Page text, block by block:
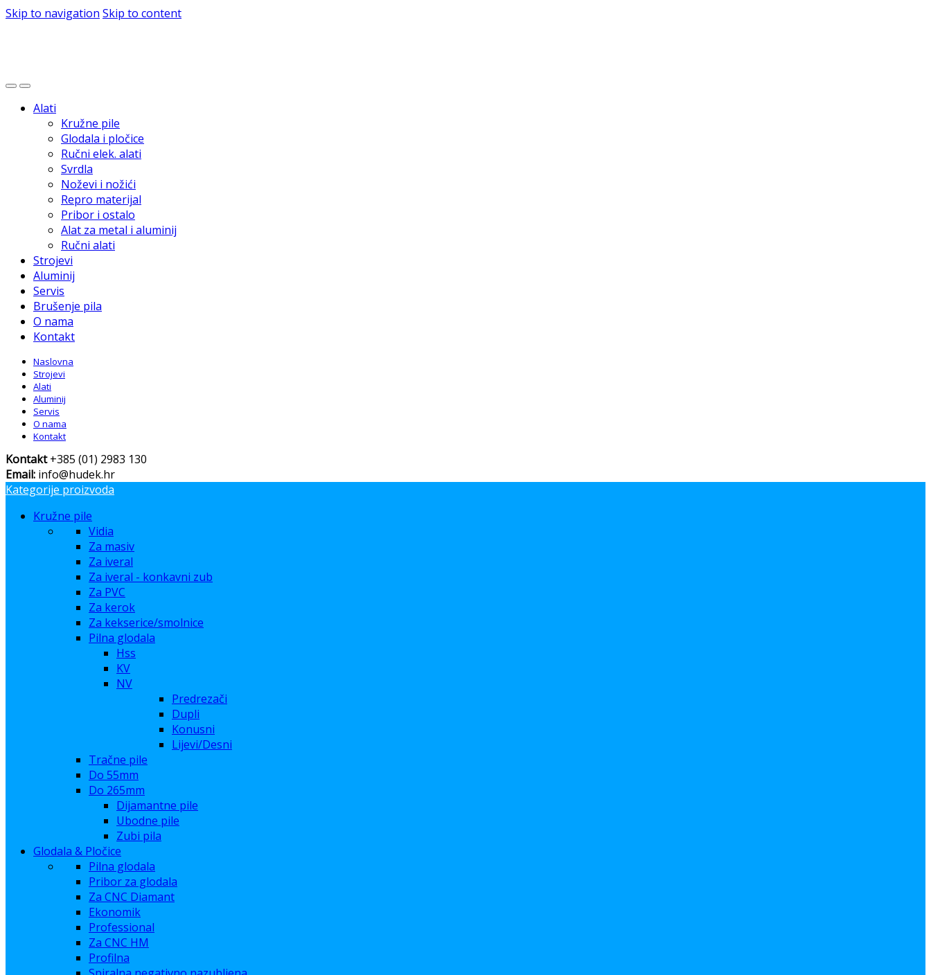
Skip to navigation Skip to content
Alati
Kružne pile
Glodala i pločice
Ručni elek. alati
Svrdla
Noževi i nožići
Repro materijal
Pribor i ostalo
Alat za metal i aluminij
Ručni alati
Strojevi
Aluminij
Servis
Brušenje pila
O nama
Kontakt
Naslovna
Strojevi
Alati
Aluminij
Servis
O nama
Kontakt
Kontakt+385 (01) 2983 130
Email: info@hudek.hr
Kategorije proizvoda
Kružne pile
Vidia
Za masiv
Za iveral
Za iveral - konkavni zub
Za PVC
Za kerok
Za kekserice/smolnice
Pilna glodala
Hss
KV
NV
Predrezači
Dupli
Konusni
Lijevi/Desni
Tračne pile
Do 55mm
Do 265mm
Dijamantne pile
Ubodne pile
Zubi pila
Glodala & Pločice
Pilna glodala
Pribor za glodala
Za CNC Diamant
Ekonomik
Professional
Za CNC HM
Profilna